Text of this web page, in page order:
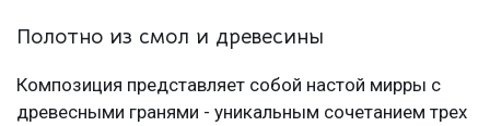
Полотно из смол и древесины
Композиция представляет собой настой мирры с
древесными гранями - уникальным сочетанием трех